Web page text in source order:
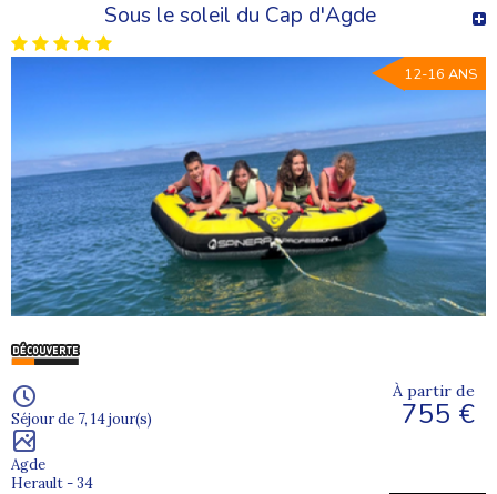
Sous le soleil du Cap d'Agde
12-16 ANS
Séjour de 7, 14 jour(s)
Agde
Herault - 34
À partir de
755 €